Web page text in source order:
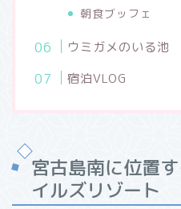
朝食ブッフェ
ウミガメのいる池
宿泊VLOG
宮古島南に位置
イルズリゾート